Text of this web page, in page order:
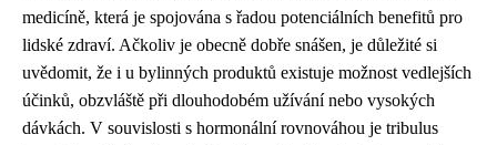
medicíně, která je spojována s řadou potenciálních benefitů pro
lidské zdraví. Ačkoliv je obecně dobře snášen, je důležité si
uvědomit, že i u bylinných produktů existuje možnost vedlejších
účinků, obzvláště při dlouhodobém užívání nebo vysokých
dávkách. V souvislosti s hormonální rovnováhou je tribulus